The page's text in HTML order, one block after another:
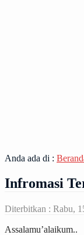
Anda ada di :
Infromasi
Diterbitkan : Rabu,
Assalamu’alaikum..